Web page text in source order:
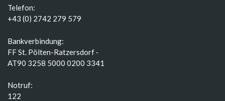
Telefon:
+43 (0) 2742 279 579
Bankverbindung:
FF St. Pölten-Ratzersdorf ‑
AT90 3258 5000 0200 3341
Notruf:
122